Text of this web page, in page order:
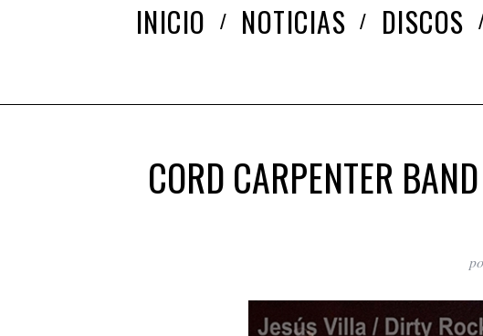
INICIO NOTICIAS DISCOS
CORD CARPENTER